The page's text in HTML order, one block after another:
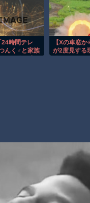
【討論】ナスを最も美
Powered by livedoor 相互
行動」も明 う
時間テレ
んく♂と家族
【Xの車窓
が2度見する